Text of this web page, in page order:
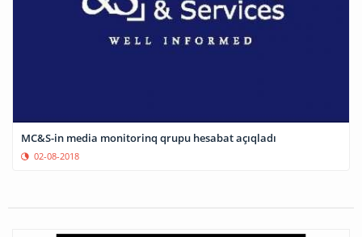
MC&S-in media monitorinq qrupu hesabat açıqladı
02-08-2018